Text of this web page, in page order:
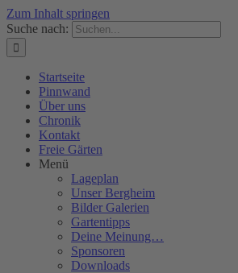
Zum Inhalt springen
Suche nach:
Startseite
Pinnwand
Über uns
Chronik
Kontakt
Freie Gärten
Menü
Lageplan
Unser Bergheim
Bilder Galerien
Gartentipps
Deine Meinung…
Sponsoren
Downloads